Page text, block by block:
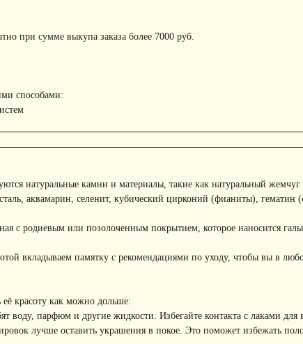
при сумме выкупа заказа более 7000 руб.
способами:
натуральные камни и материалы, такие как натуральный
аквамарин, селенит, кубический цирконий (фианиты), гематин
с родиевым или позолоченным покрытием, которое наносится
вкладываем памятку с рекомендациями по уходу, чтобы вы в
красоту как можно дольше:
парфюм и другие жидкости. Избегайте контакта с лаками
лучше оставить украшения в покое. Это поможет избежать